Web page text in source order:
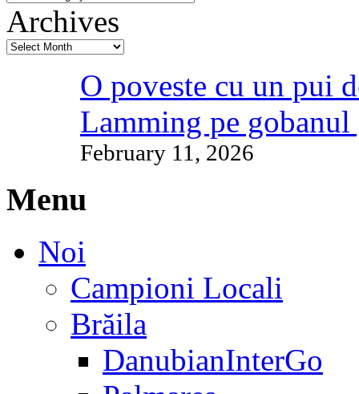
Archives
O poveste cu un pui
Lamming pe gobanul
February 11, 2026
Menu
Noi
Campioni Locali
Brăila
DanubianInterGo